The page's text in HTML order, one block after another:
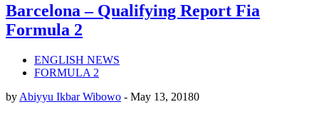
Barcelona – Qualifying Report Fia
Formula 2
ENGLISH NEWS
FORMULA 2
by Abiyyu Ikbar Wibowo - May 13, 20180